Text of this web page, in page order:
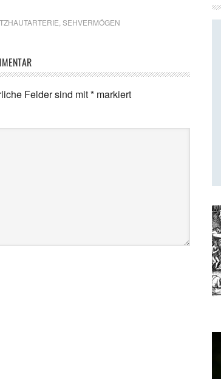
SEHVERMÖGEN
Felder sind mit* markiert